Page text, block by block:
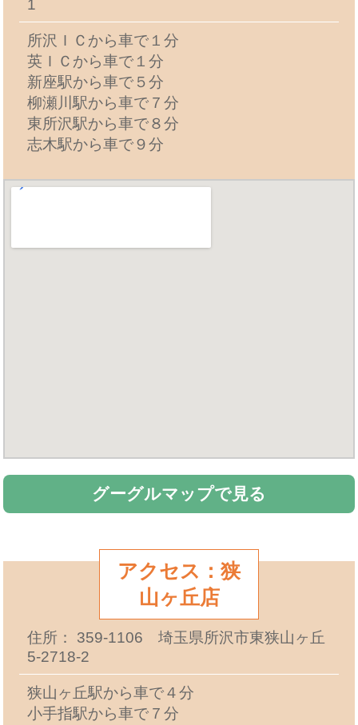
1
所沢ＩＣから車で１分
英ＩＣから車で１分
新座駅から車で５分
柳瀬川駅から車で７分
東所沢駅から車で８分
志木駅から車で９分
グーグルマップで見る
アクセス：狭
山ヶ丘店
住所： 359-1106 埼玉県所沢市東狭山ヶ丘
5-2718-2
狭山ヶ丘駅から車で４分
小手指駅から車で７分